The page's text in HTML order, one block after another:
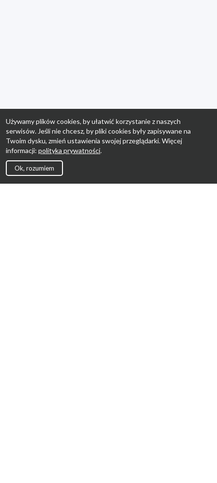
Używamy plików cookies, by ułatwić korzystanie z naszych
serwisów. Jeśli nie chcesz, by pliki cookies były zapisywane na
Twoim dysku, zmień ustawienia swojej przeglądarki. Więcej
informacji: polityka prywatności.
Ok, rozumiem